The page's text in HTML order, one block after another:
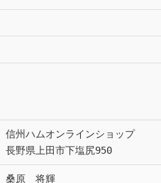
信州ハムオンラインショップ
長野県上田市下塩尻950
桑原 将輝